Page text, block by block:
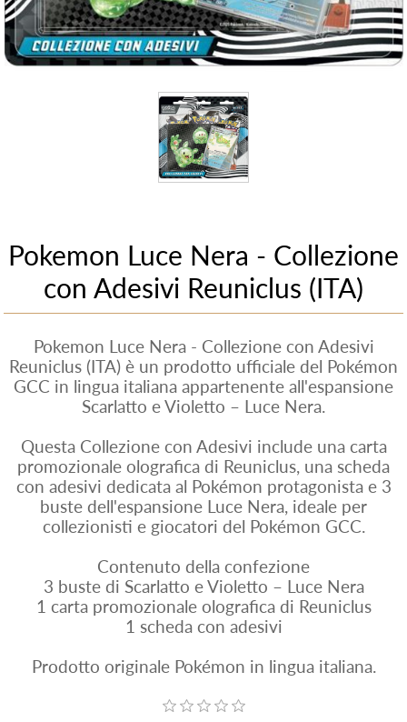
Pokemon Luce Nera - Collezione
con Adesivi Reuniclus (ITA)
Pokemon Luce Nera - Collezione con Adesivi
Reuniclus (ITA) è un prodotto ufficiale del Pokémon
GCC in lingua italiana appartenente all'espansione
Scarlatto e Violetto – Luce Nera.
Questa Collezione con Adesivi include una carta
promozionale olografica di Reuniclus, una scheda
con adesivi dedicata al Pokémon protagonista e 3
buste dell'espansione Luce Nera, ideale per
collezionisti e giocatori del Pokémon GCC.
Contenuto della confezione
3 buste di Scarlatto e Violetto – Luce Nera
1 carta promozionale olografica di Reuniclus
1 scheda con adesivi
Prodotto originale Pokémon in lingua italiana.